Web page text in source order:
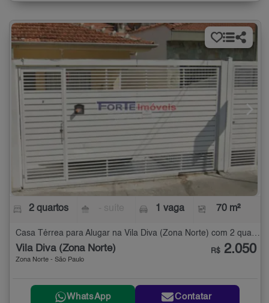
2 quartos 1 vaga 70 m²
Vila Diva (Zona Norte)
Zona Norte - São Paulo
R$ 2.050
WhatsApp Contatar